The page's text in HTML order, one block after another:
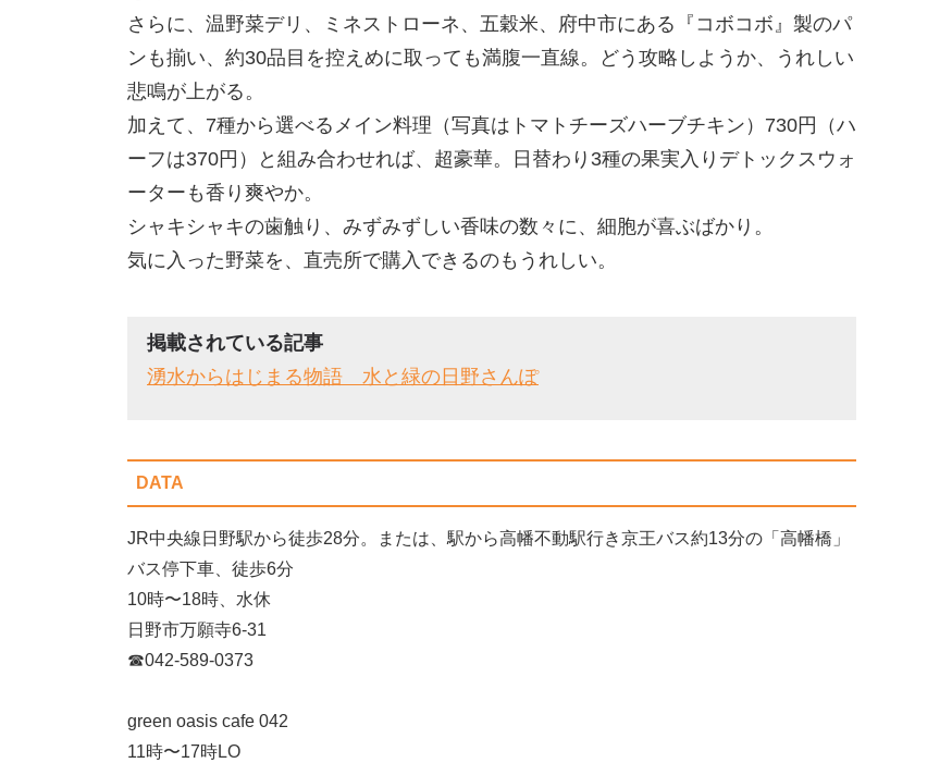
さらに、温野菜デリ、ミネストローネ、五穀米、府中市にある『コボコボ』製のパ
ンも揃い、約30品目を控えめに取っても満腹一直線。どう攻略しようか、うれしい
悲鳴が上がる。
加えて、7種から選べるメイン料理（写真はトマトチーズハーブチキン）730円（ハ
ーフは370円）と組み合わせれば、超豪華。日替わり3種の果実入りデトックスウォ
ーターも香り爽やか。
シャキシャキの歯触り、みずみずしい香味の数々に、細胞が喜ぶばかり。
気に入った野菜を、直売所で購入できるのもうれしい。
掲載されている記事
湧水からはじまる物語 水と緑の日野さんぽ
DATA
JR中央線日野駅から徒歩28分。または、駅から高幡不動駅行き京王バス約13分の「高幡橋」
バス停下車、徒歩6分
10時〜18時、水休
日野市万願寺6-31
☎042-589-0373
green oasis cafe 042
11時〜17時LO